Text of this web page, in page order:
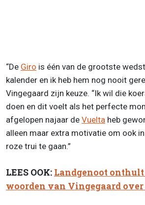
“De Giro is één van de grootste
kalender en ik heb hem nog nooit
Vingegaard zijn keuze. “Ik wil die
doen en dit voelt als het perfecte
afgelopen najaar de Vuelta heb
alleen maar extra motivatie om ook
roze trui te gaan.”
LEES OOK: Landgenoot
woorden van Vingegaard over